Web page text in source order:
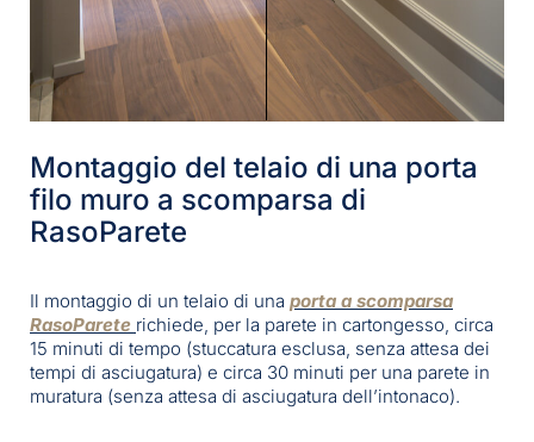
Montaggio del telaio di una porta
filo muro a scomparsa di
RasoParete
Il montaggio di un telaio di una porta a scomparsa
RasoParete richiede, per la parete in cartongesso, circa
15 minuti di tempo (stuccatura esclusa, senza attesa dei
tempi di asciugatura) e circa 30 minuti per una parete in
muratura (senza attesa di asciugatura dell’intonaco).